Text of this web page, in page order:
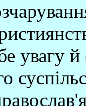
увагу